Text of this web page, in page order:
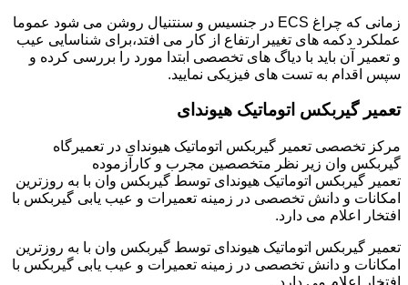
زمانی که چراغ ECS در جنسیس و سنتنیال روشن می شود عموما
عملکرد دکمه های تغییر ارتفاع از کار می افتد،برای شناسایی عیب
و تعمیر آن باید با دیاگ های تخصصی ابتدا مورد را بررسی کرده و
سپس اقدام به تست های فیزیکی نمایید.
تعمیر گیربکس اتوماتیک هیوندای
مرکز تخصصی تعمیر گیربکس اتوماتیک هیوندای در تعمیرگاه
گیربکس وان زیر نظر متخصصین مجرب و کارآزموده
تعمیر گیربکس اتوماتیک هیوندای توسط گیربکس وان با به روزترین
امکانات و دانش تخصصی در زمینه تعمیرات و عیب یابی گیربکس با
افتخار اعلام می دارد.
تعمیر گیربکس اتوماتیک هیوندای توسط گیربکس وان با به روزترین
امکانات و دانش تخصصی در زمینه تعمیرات و عیب یابی گیربکس با
افتخار اعلام می دارد.